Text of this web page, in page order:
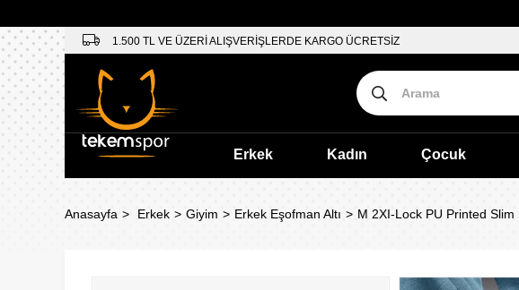
1.500 TL VE ÜZERİ ALIŞVERİŞLERDE KARGO ÜCRETSİZ
Erkek Kadın Çocuk
Anasayfa Erkek Giyim Erkek Eşofman Altı M 2XI-Lock PU Printed Slim